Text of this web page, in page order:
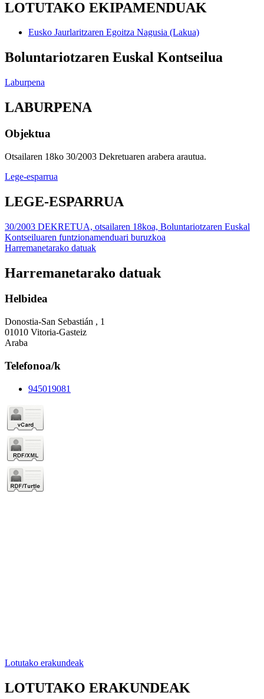
LOTUTAKO EKIPAMENDUAK
Eusko Jaurlaritzaren Egoitza Nagusia (Lakua)
Boluntariotzaren Euskal Kontseilua
Laburpena
LABURPENA
Objektua
Otsailaren 18ko 30/2003 Dekretuaren arabera arautua.
Lege-esparrua
LEGE-ESPARRUA
30/2003 DEKRETUA, otsailaren 18koa, Boluntariotzaren Euskal
Kontseiluaren funtzionamenduari buruzkoa
Harremanetarako datuak
Harremanetarako datuak
Helbidea
Donostia-San Sebastián , 1
01010 Vitoria-Gasteiz
Araba
Telefonoa/k
945019081
Lotutako erakundeak
LOTUTAKO ERAKUNDEAK